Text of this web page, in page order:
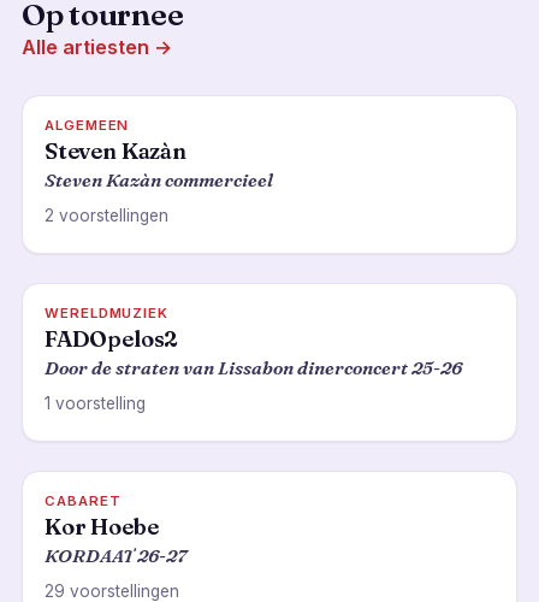
Op tournee
Alle artiesten →
ALGEMEEN
Steven Kazàn
Steven Kazàn commercieel
2 voorstellingen
WERELDMUZIEK
FADOpelos2
Door de straten van Lissabon dinerconcert 25-26
1 voorstelling
CABARET
Kor Hoebe
KORDAAT 26-27
29 voorstellingen